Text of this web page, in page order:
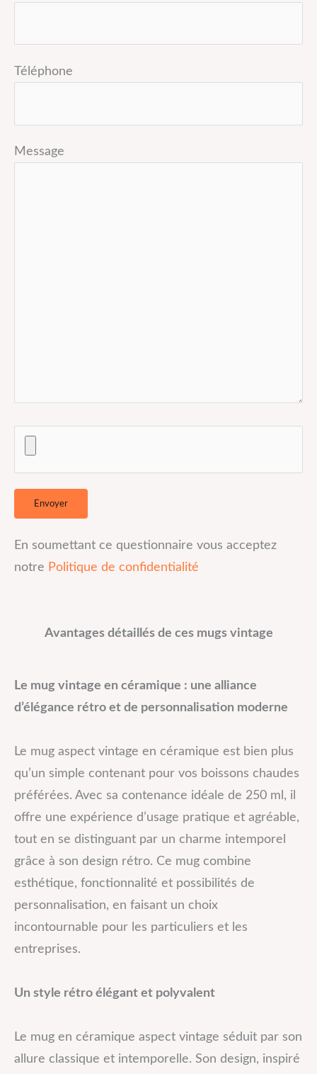
Téléphone
Message
En soumettant ce questionnaire vous acceptez
notre Politique de confidentialité
Avantages détaillés de ces mugs vintage
Le mug vintage en céramique : une alliance
d’élégance rétro et de personnalisation moderne
Le mug aspect vintage en céramique est bien plus
qu’un simple contenant pour vos boissons chaudes
préférées. Avec sa contenance idéale de 250 ml, il
offre une expérience d’usage pratique et agréable,
tout en se distinguant par un charme intemporel
grâce à son design rétro. Ce mug combine
esthétique, fonctionnalité et possibilités de
personnalisation, en faisant un choix
incontournable pour les particuliers et les
entreprises.
Un style rétro élégant et polyvalent
Le mug en céramique aspect vintage séduit par son
allure classique et intemporelle. Son design, inspiré